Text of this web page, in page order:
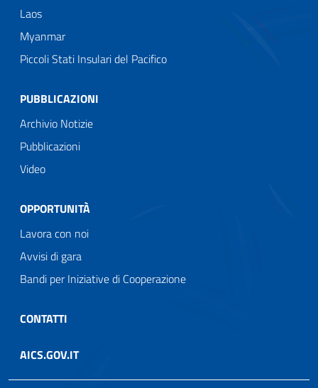
Laos
Myanmar
Piccoli Stati Insulari del Pacifico
PUBBLICAZIONI
Archivio Notizie
Pubblicazioni
Video
OPPORTUNITÀ
Lavora con noi
Avvisi di gara
Bandi per Iniziative di Cooperazione
CONTATTI
AICS.GOV.IT